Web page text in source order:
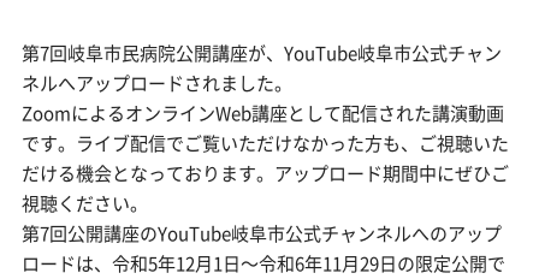
第7回岐阜市民病院公開講座が、YouTube岐阜市公式チャン
ネルへアップロードされました。
ZoomによるオンラインWeb講座として配信された講演動画
です。ライブ配信でご覧いただけなかった方も、ご視聴いた
だける機会となっております。アップロード期間中にぜひご
視聴ください。
第7回公開講座のYouTube岐阜市公式チャンネルへのアップ
ロードは、令和5年12月1日～令和6年11月29日の限定公開で